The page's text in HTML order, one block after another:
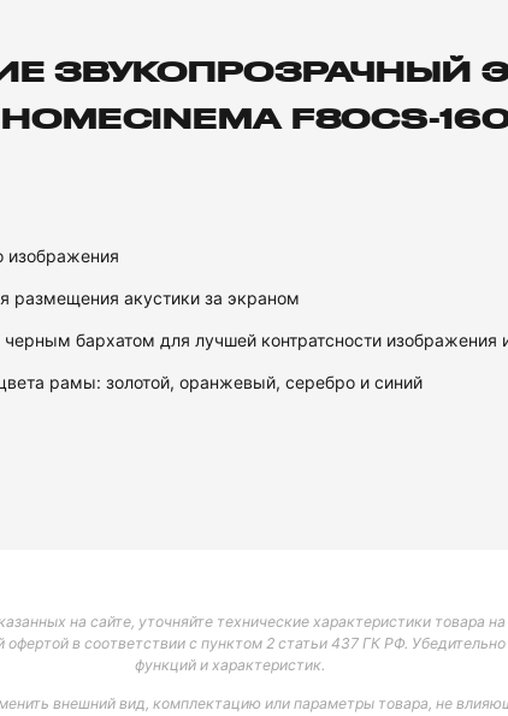
ЗВУКОПРОЗРАЧНЫЙ
F80CS-
изображения
размещения акустики за экраном
бархатом для лучшей контратсности изображения
рамы: золотой, оранжевый, серебро и синий
на сайте, уточняйте технические характеристики товара
офертой в соответствии с пунктом 2 статьи 437 ГК РФ.
функций и характеристик.
внешний вид, комплектацию или параметры товара, не